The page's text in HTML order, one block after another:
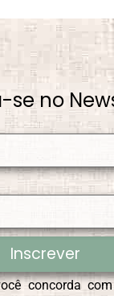
se no
Inscrever
concorda